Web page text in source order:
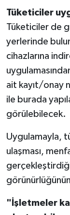
Tüketiciler
Tüketiciler de
yerlerinde
cihazlarına
ait kayıt/onay
ile burada
görülebilecek.
Uygulamayla,
ulaşması,
görünürlüğünün
"İşletmeler